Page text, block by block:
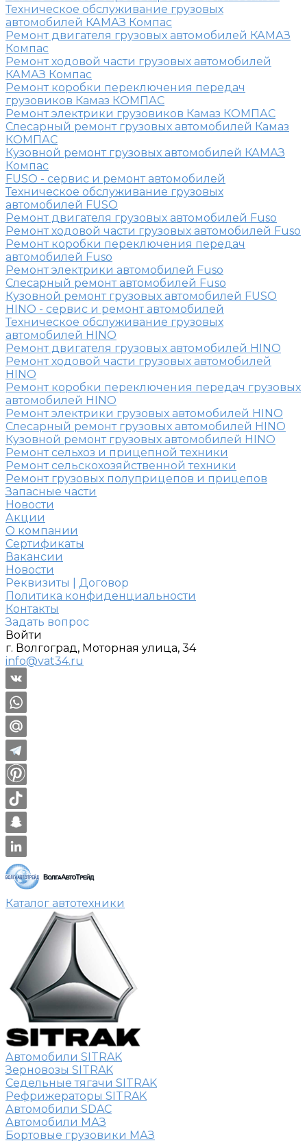
Техническое обслуживание грузовых
автомобилей КАМАЗ Компас
Ремонт двигателя грузовых автомобилей КАМАЗ
Компас
Ремонт ходовой части грузовых автомобилей
КАМАЗ Компас
Ремонт коробки переключения передач
грузовиков Камаз КОМПАС
Ремонт электрики грузовиков Камаз КОМПАС
Слесарный ремонт грузовых автомобилей Камаз
КОМПАС
Кузовной ремонт грузовых автомобилей КАМАЗ
Компас
FUSO - сервис и ремонт автомобилей
Техническое обслуживание грузовых
автомобилей FUSO
Ремонт двигателя грузовых автомобилей Fuso
Ремонт ходовой части грузовых автомобилей Fuso
Ремонт коробки переключения передач
автомобилей Fuso
Ремонт электрики автомобилей Fuso
Слесарный ремонт автомобилей Fuso
Кузовной ремонт грузовых автомобилей FUSO
HINO - сервис и ремонт автомобилей
Техническое обслуживание грузовых
автомобилей HINO
Ремонт двигателя грузовых автомобилей HINO
Ремонт ходовой части грузовых автомобилей
HINO
Ремонт коробки переключения передач грузовых
автомобилей HINO
Ремонт электрики грузовых автомобилей HINO
Слесарный ремонт грузовых автомобилей HINO
Кузовной ремонт грузовых автомобилей HINO
Ремонт сельхоз и прицепной техники
Ремонт сельскохозяйственной техники
Ремонт грузовых полуприцепов и прицепов
Запасные части
Новости
Акции
О компании
Сертификаты
Вакансии
Новости
Реквизиты | Договор
Политика конфиденциальности
Контакты
Задать вопрос
Войти
г. Волгоград, Моторная улица, 34
info@vat34.ru
Каталог автотехники
Автомобили SITRAK
Зерновозы SITRAK
Седельные тягачи SITRAK
Рефрижераторы SITRAK
Автомобили SDAC
Автомобили МАЗ
Бортовые грузовики МАЗ